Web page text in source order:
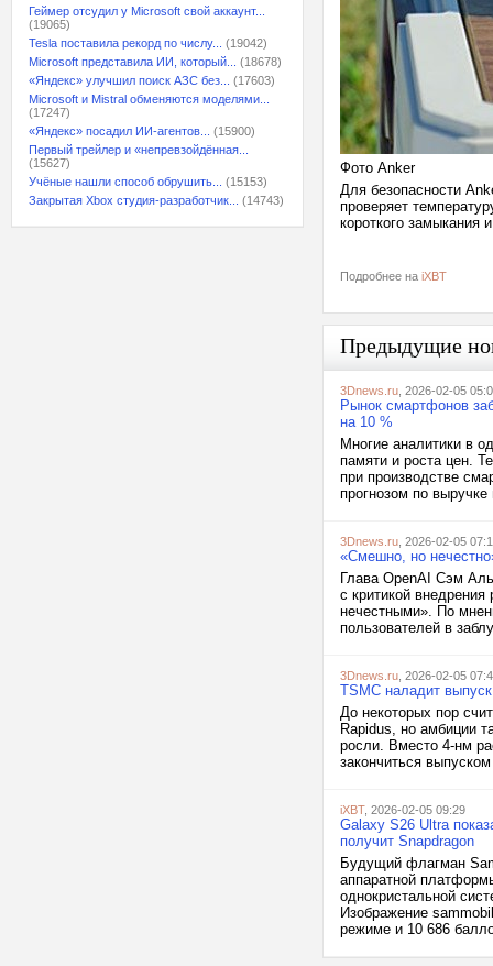
Геймер отсудил у Microsoft свой аккаунт...
(19065)
Tesla поставила рекорд по числу...
(19042)
Microsoft представила ИИ, который...
(18678)
«Яндекс» улучшил поиск АЗС без...
(17603)
Microsoft и Mistral обменяются моделями...
(17247)
«Яндекс» посадил ИИ-агентов...
(15900)
Первый трейлер и «непревзойдённая...
(15627)
Учёные нашли способ обрушить...
(15153)
Закрытая Xbox студия-разработчик...
(14743)
Фото Anker
Для безопасности
проверяет
короткого замыкания
Подробнее на iXBT
Предыдущие
3Dnews.ru , 2026-02-05
Рынок смартфонов
на 10 %
Многие аналитики в
памяти и роста цен.
при производстве
прогнозом по
3Dnews.ru , 2026-02-05
«Смешно, но
Глава OpenAI Сэм
с критикой
нечестными». По
пользователей в
3Dnews.ru , 2026-02-05
TSMC наладит
До некоторых пор
Rapidus, но амбиции
росли. Вместо 4-нм
закончиться
iXBT, 2026-02-05 09:29
Galaxy S26 Ultra
получит Snapdragon
Будущий флагман
аппаратной
однокристальной
Изображение
режиме и 10 686